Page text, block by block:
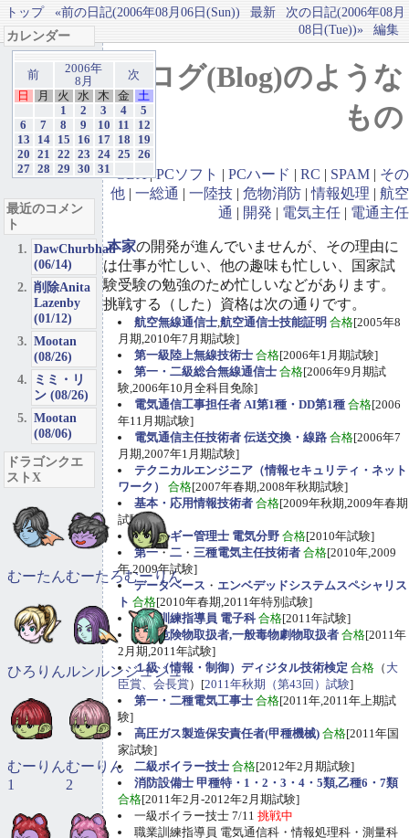
トップ «前の日記(2006年08月06日(Sun)) 最新
次の日記(2006年08月
08日(Tue))»
編集
ブログ(Blog)のような
もの
GBA|PCソフト | PCハード | RC | SPAM | その
他 | 一総通 | 一陸技 | 危物消防 |情報処理 | 航空
通 | 開発 | 電気主任 | 電通主任
本家の開発が進んでいませんが、その理由に
は仕事が忙しい、他の趣味も忙しい、国家試
験受験の勉強のため忙しいなどがあります。
挑戦する（した）資格は次の通りです。
航空無線通信士,航空通信士技能証明 合格[2005年8
月期,2010年7月期試験]
第一級陸上無線技術士 合格[2006年1月期試験]
第一・二級総合無線通信士 合格[2006年9月期試
験,2006年10月全科目免除]
電気通信工事担任者 AI第1種・DD第1種 合格[2006
年11月期試験]
電気通信主任技術者 伝送交換・線路 合格[2006年7
月期,2007年1月期試験]
テクニカルエンジニア（情報セキュリティ・ネット
ワーク）
合格[2007年春期,2008年秋期試験]
基本・応用情報技術者 合格[2009年秋期,2009年春期
試験]
エネルギー管理士 電気分野 合格[2010年試験]
第一・二 ・ 三種電気主任技術者 合格[2010年,2009
年,2009年試験]
データベース ・ エンベデッドシステムスペシャリス
ト 合格[2010年春期,2011年特別試験]
職業訓練指導員 電子科 合格[2011年試験]
甲種危険物取扱者,一般毒物劇物取扱者 合格[2011年
2月期,2011年試験]
１級（情報・制御）ディジタル技術検定 合格 （ 大
臣賞、会長賞）[2011年秋期（第43回）試験]
第一・二種電気工事士 合格[2011年,2011年上期試
験]
高圧ガス製造保安責任者(甲種機械) 合格[2011年国
家試験]
二級ボイラー技士 合格[2012年2月期試験]
消防設備士 甲種特・1・2・3・4・5類,乙種6・7類
合格[2011年2月-2012年2月期試験]
一級ボイラー技士 7/11 挑戦中
職業訓練指導員 電気通信科・情報処理科・測量科
カレンダー
前
2006年
8月
次
日
月 火 水 木 金
土
1
2 3 4
5
6
7 8 9 10 11
12
13
14 15 16 17 18
19
20
21 22 23 24 25
26
27 28 29 30 31
最近のコメン
ト
DawChurbhab
(06/14)
削除Anita
Lazenby
(01/12)
Mootan
(08/26)
ミミ・リ
ン (08/26)
Mootan
(08/06)
ドラゴンクエ
ストX
むーたんむーたろむーりん
ひろりんルンルンジュジュ
むーりん
1
むーりん
2